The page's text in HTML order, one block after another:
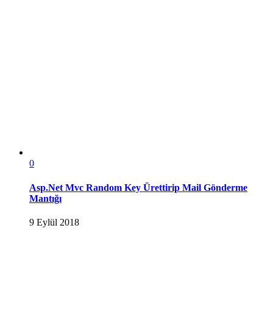
0
Asp.Net Mvc Random Key Ürettirip Mail Gönderme
Mantığı
9 Eylül 2018